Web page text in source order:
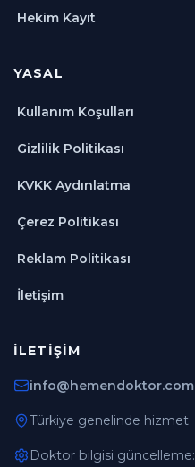
Hekim Kayıt
YASAL
Kullanım Koşulları
Gizlilik Politikası
KVKK Aydınlatma
Çerez Politikası
Reklam Politikası
İletişim
İLETIŞIM
info@hemendoktor.com
Türkiye genelinde hizmet
Doktor bilgisi güncelleme: